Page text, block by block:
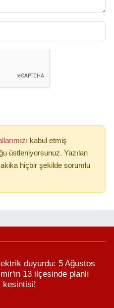
kabul etmiş
üstleniyorsunuz. Yazılan
hiçbir şekilde sorumlu
duyurdu: 5 Ağustos
13 ilçesinde planlı
kesintisi!